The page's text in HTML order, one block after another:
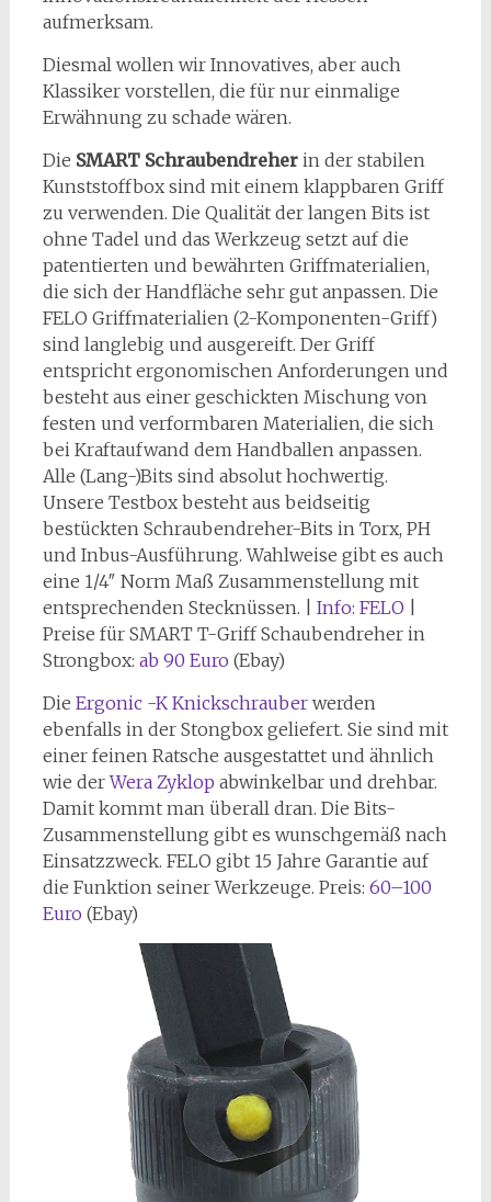
aufmerksam.
Diesmal wollen wir Innovatives, aber auch
Klassiker vorstellen, die für nur einmalige
Erwähnung zu schade wären.
Die SMART Schraubendreherin der stabilen
Kunststoffbox sind mit einem klappbaren Griff
zu verwenden. Die Qualität der langen Bits ist
ohne Tadel und das Werkzeug setzt auf die
patentierten und bewährten Griffmaterialien,
die sich der Handfläche sehr gut anpassen. Die
FELO Griffmaterialien (2-Komponenten-Griff)
sind langlebig und ausgereift. Der Griff
entspricht ergonomischen Anforderungen und
besteht aus einer geschickten Mischung von
festen und verformbaren Materialien, die sich
bei Kraftaufwand dem Handballen anpassen.
Alle (Lang-)Bits sind absolut hochwertig.
Unsere Testbox besteht aus beidseitig
bestückten Schraubendreher-Bits in Torx, PH
und Inbus-Ausführung. Wahlweise gibt es auch
eine 1/4″ Norm Maß Zusammenstellung mit
entsprechenden Stecknüssen. | Info: FELO
Preise für SMART T-Griff Schaubendreher in
Strongbox: ab 90 Euro (Ebay)
Die Ergonic -K Knickschrauberwerden
ebenfalls in der Stongbox geliefert. Sie sind mit
einer feinen Ratsche ausgestattet und ähnlich
wie derWera Zyklop abwinkelbar und drehbar.
Damit kommt man überall dran. Die Bits-
Zusammenstellung gibt es wunschgemäß nach
Einsatzzweck. FELO gibt 15 Jahre Garantie auf
die Funktion seiner Werkzeuge. Preis: 60–100
Euro (Ebay)